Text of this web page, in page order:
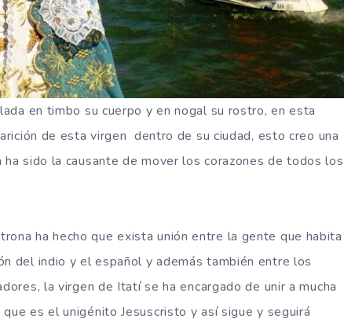
en timbo su cuerpo y en nogal su rostro, en esta
de esta virgen dentro de su ciudad, esto creo una
ha sido la causante de mover los corazones de todos los
ha hecho que exista unión entre la gente que habita
del indio y el español y además también entre los
la virgen de Itatí se ha encargado de unir a mucha
es el unigénito Jesuscristo y así sigue y seguirá